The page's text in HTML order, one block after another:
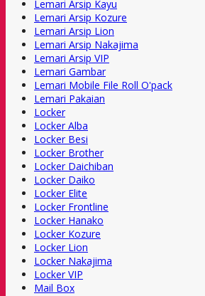
Lemari Arsip Kayu
Lemari Arsip Kozure
Lemari Arsip Lion
Lemari Arsip Nakajima
Lemari Arsip VIP
Lemari Gambar
Lemari Mobile File Roll O'pack
Lemari Pakaian
Locker
Locker Alba
Locker Besi
Locker Brother
Locker Daichiban
Locker Daiko
Locker Elite
Locker Frontline
Locker Hanako
Locker Kozure
Locker Lion
Locker Nakajima
Locker VIP
Mail Box